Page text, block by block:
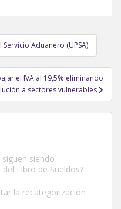
Aduanero (UPSA)
el IVA al 19,5% eliminando
a sectores vulnerables
siendo
Libro de Sueldos?
la recategorización